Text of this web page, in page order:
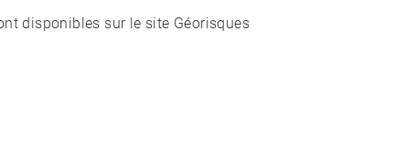
disponibles sur le site Géorisques